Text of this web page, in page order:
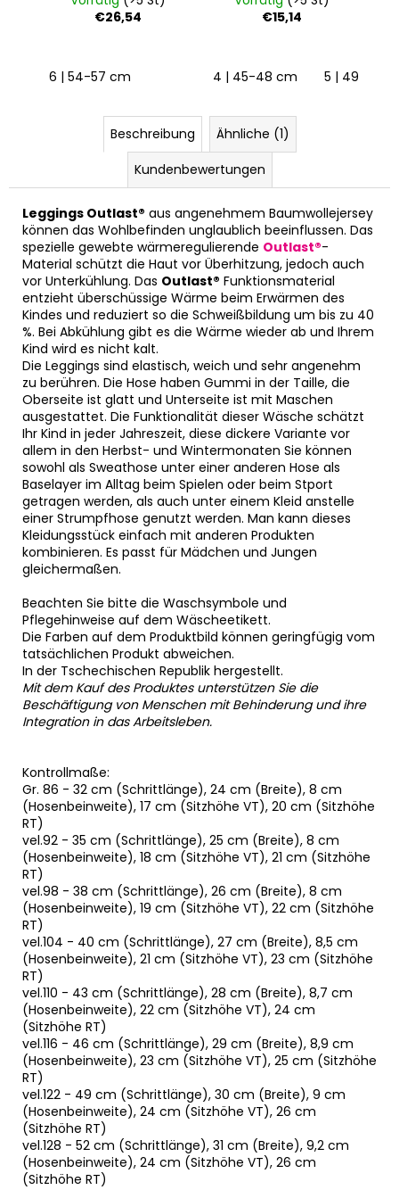
€26,54
6 | 54-57 cm
€15,14
4 | 45-48 cm 5 | 49-53
Beschreibung
Ähnliche (1)
Kundenbewertungen
Leggings Outlast® aus angenehmem Baumwollejersey
können das Wohlbefinden unglaublich beeinflussen. Das
spezielle gewebte wärmeregulierende Outlast®-
Material schützt die Haut vor Überhitzung, jedoch auch
vor Unterkühlung. Das Outlast® Funktionsmaterial
entzieht überschüssige Wärme beim Erwärmen des
Kindes und reduziert so die Schweißbildung um bis zu 40
%. Bei Abkühlung gibt es die Wärme wieder ab und Ihrem
Kind wird es nicht kalt.
Die Leggings sind elastisch, weich und sehr angenehm
zu berühren. Die Hose haben Gummi in der Taille, die
Oberseite ist glatt und Unterseite ist mit Maschen
ausgestattet. Die Funktionalität dieser Wäsche schätzt
Ihr Kind in jeder Jahreszeit, diese dickere Variante vor
allem in den Herbst- und Wintermonaten Sie können
sowohl als Sweathose unter einer anderen Hose als
Baselayer im Alltag beim Spielen oder beim Stport
getragen werden, als auch unter einem Kleid anstelle
einer Strumpfhose genutzt werden. Man kann dieses
Kleidungsstück einfach mit anderen Produkten
kombinieren. Es passt für Mädchen und Jungen
gleichermaßen.
Beachten Sie bitte die Waschsymbole und
Pflegehinweise auf dem Wäscheetikett.
Die Farben auf dem Produktbild können geringfügig vom
tatsächlichen Produkt abweichen.
In der Tschechischen Republik hergestellt.
Mit dem Kauf des Produktes unterstützen Sie die
Beschäftigung von Menschen mit Behinderung und ihre
Integration in das Arbeitsleben.
Kontrollmaße:
Gr. 86 - 32 cm (Schrittlänge), 24 cm (Breite), 8 cm
(Hosenbeinweite), 17 cm (Sitzhöhe VT), 20 cm (Sitzhöhe
RT)
vel.92 - 35 cm (Schrittlänge), 25 cm (Breite), 8 cm
(Hosenbeinweite), 18 cm (Sitzhöhe VT), 21 cm (Sitzhöhe
RT)
vel.98 - 38 cm (Schrittlänge), 26 cm (Breite), 8 cm
(Hosenbeinweite), 19 cm (Sitzhöhe VT), 22 cm (Sitzhöhe
RT)
vel.104 - 40 cm (Schrittlänge), 27 cm (Breite), 8,5 cm
(Hosenbeinweite), 21 cm (Sitzhöhe VT), 23 cm (Sitzhöhe
RT)
vel.110 - 43 cm (Schrittlänge), 28 cm (Breite), 8,7 cm
(Hosenbeinweite), 22 cm (Sitzhöhe VT), 24 cm
(Sitzhöhe RT)
vel.116 - 46 cm (Schrittlänge), 29 cm (Breite), 8,9 cm
(Hosenbeinweite), 23 cm (Sitzhöhe VT), 25 cm (Sitzhöhe
RT)
vel.122 - 49 cm (Schrittlänge), 30 cm (Breite), 9 cm
(Hosenbeinweite), 24 cm (Sitzhöhe VT), 26 cm
(Sitzhöhe RT)
vel.128 - 52 cm (Schrittlänge), 31 cm (Breite), 9,2 cm
(Hosenbeinweite), 24 cm (Sitzhöhe VT), 26 cm
(Sitzhöhe RT)